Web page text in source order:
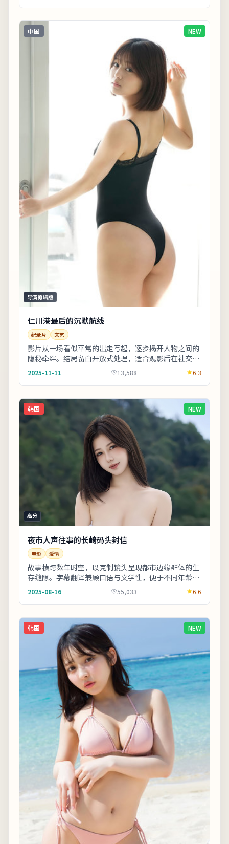
中国 NEW
导演剪辑版
仁川港最后的沉默航线
纪录片 文艺
影片从一场看似平常的出走写起，逐步揭开人物之间的
隐秘牵绊。结局留白开放式处理，适合观影后在社交平
台延伸讨论。适合晚间完整观看，配合大屏与环绕声
更...
2025-11-11 13,588 6.3
韩国 NEW
高分
夜市人声往事的长崎码头封信
电影 爱情
故事横跨数年时空，以克制镜头呈现都市边缘群体的生
存缝隙。字幕翻译兼顾口语与文学性，便于不同年龄段
观众理解。整体来看，这是一部类型元素清晰、人物
动...
2025-08-16 55,033 6.6
韩国 NEW